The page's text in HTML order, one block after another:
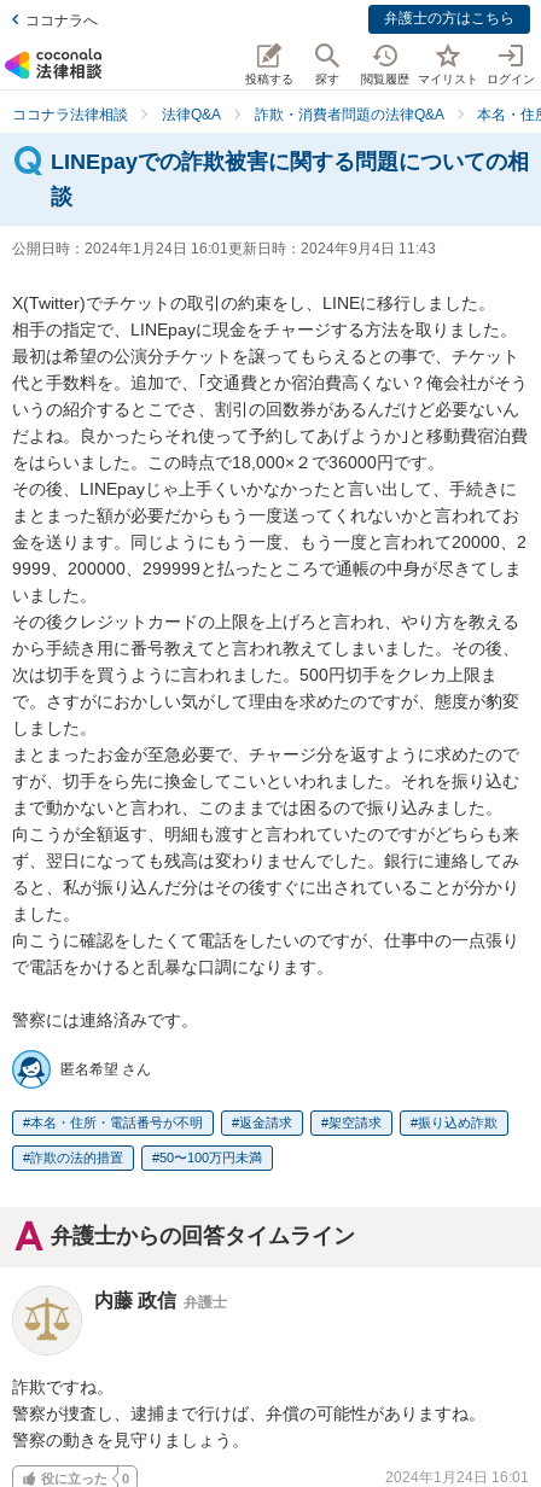
ココナラへ 弁護士の方はこちら
投稿する 探す 閲覧履歴 マイリスト ログイン
ココナラ法律相談 法律Q&A 詐欺・消費者問題の法律Q&A 本名・住
LINEpayでの詐欺被害に関する問題についての相
談
公開日時： 2024年1月24日 16:01更新日時： 2024年9月4日 11:43
X(Twitter)でチケットの取引の約束をし、LINEに移行しました。
相手の指定で、LINEpayに現金をチャージする方法を取りました。
最初は希望の公演分チケットを譲ってもらえるとの事で、チケット
代と手数料を。追加で、｢交通費とか宿泊費高くない？俺会社がそう
いうの紹介するとこでさ、割引の回数券があるんだけど必要ないん
だよね。良かったらそれ使って予約してあげようか｣と移動費宿泊費
をはらいました。この時点で18,000×２で36000円です。
その後、LINEpayじゃ上手くいかなかったと言い出して、手続きに
まとまった額が必要だからもう一度送ってくれないかと言われてお
金を送ります。同じようにもう一度、もう一度と言われて20000、2
9999、200000、299999と払ったところで通帳の中身が尽きてしま
いました。
その後クレジットカードの上限を上げろと言われ、やり方を教える
から手続き用に番号教えてと言われ教えてしまいました。その後、
次は切手を買うように言われました。500円切手をクレカ上限ま
で。さすがにおかしい気がして理由を求めたのですが、態度が豹変
しました。
まとまったお金が至急必要で、チャージ分を返すように求めたので
すが、切手をら先に換金してこいといわれました。それを振り込む
まで動かないと言われ、このままでは困るので振り込みました。
向こうが全額返す、明細も渡すと言われていたのですがどちらも来
ず、翌日になっても残高は変わりませんでした。銀行に連絡してみ
ると、私が振り込んだ分はその後すぐに出されていることが分かり
ました。
向こうに確認をしたくて電話をしたいのですが、仕事中の一点張り
で電話をかけると乱暴な口調になります。
警察には連絡済みです。
匿名希望 さん
本名・住所・電話番号が不明 返金請求 架空請求 振り込め詐欺
詐欺の法的措置 50〜100万円未満
弁護士からの回答タイムライン
内藤 政信 弁護士
詐欺ですね。
警察が捜査し、逮捕まで行けば、弁償の可能性がありますね。
警察の動きを見守りましょう。
役に立った 0 2024年1月24日 16:01